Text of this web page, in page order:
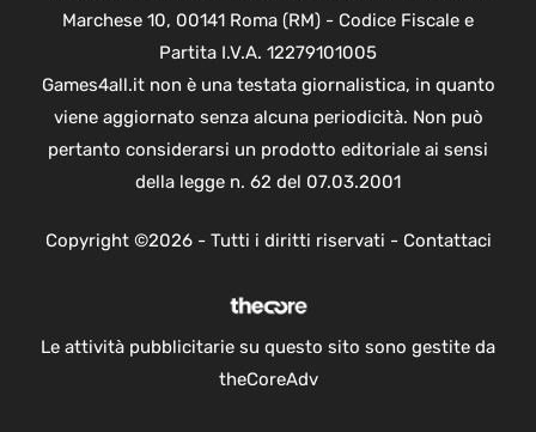
Marchese 10, 00141 Roma (RM) - Codice Fiscale e
Partita I.V.A. 12279101005
Games4all.it non è una testata giornalistica, in quanto
viene aggiornato senza alcuna periodicità. Non può
pertanto considerarsi un prodotto editoriale ai sensi
della legge n. 62 del 07.03.2001
Copyright ©2026 - Tutti i diritti riservati - Contattaci
Le attività pubblicitarie su questo sito sono gestite da
theCoreAdv